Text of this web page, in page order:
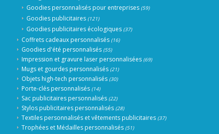
Goodies personnalisés pour entreprises (59)
Goodies publicitaires (121)
Goodies publicitaires écologiques (37)
Coffrets cadeaux personnalisés (16)
Goodies d'été personnalisés (55)
Impression et gravure laser personnalisées (69)
Mugs et gourdes personnalisés (21)
Objets high-tech personnalisés (30)
Porte-clés personnalisés (14)
Sac publicitaires personnalisés (22)
Stylos publicitaires personnalisés (28)
Textiles personnalisés et vêtements publicitaires (37)
Trophées et Médailles personnalisés (51)